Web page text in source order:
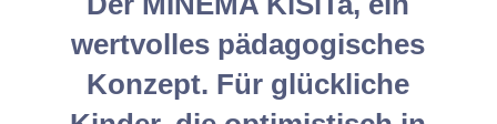
wertvolles pädagogisches
Konzept. Für glückliche